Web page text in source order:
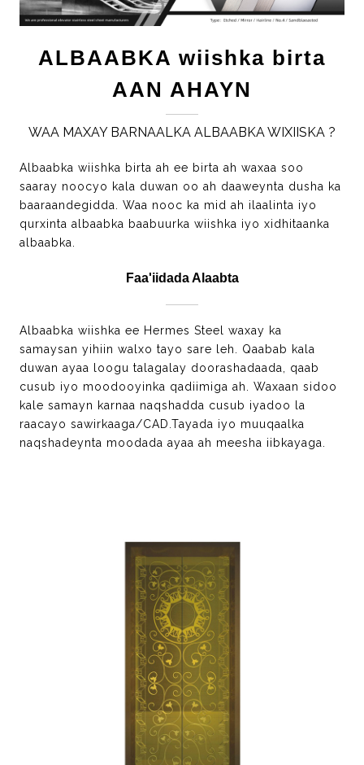
ALBAABKA wiishka birta
AAN AHAYN
WAA MAXAY BARNAALKA ALBAABKA WIXIISKA ?
Albaabka wiishka birta ah ee birta ah waxaa soo
saaray noocyo kala duwan oo ah daaweynta dusha ka
baaraandegidda. Waa nooc ka mid ah ilaalinta iyo
qurxinta albaabka baabuurka wiishka iyo xidhitaanka
albaabka.
Faa'iidada Alaabta
Albaabka wiishka ee Hermes Steel waxay ka
samaysan yihiin walxo tayo sare leh. Qaabab kala
duwan ayaa loogu talagalay doorashadaada, qaab
cusub iyo moodooyinka qadiimiga ah. Waxaan sidoo
kale samayn karnaa naqshadda cusub iyadoo la
raacayo sawirkaaga/CAD.Tayada iyo muuqaalka
naqshadeynta moodada ayaa ah meesha iibkayaga.